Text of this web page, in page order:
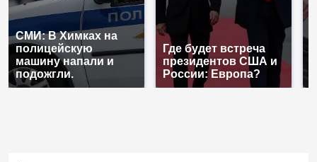
СМИ: В Химках на
полицейскую
машину напали и
подожгли.
Где будет встреча
президентов США и
России: Европа?